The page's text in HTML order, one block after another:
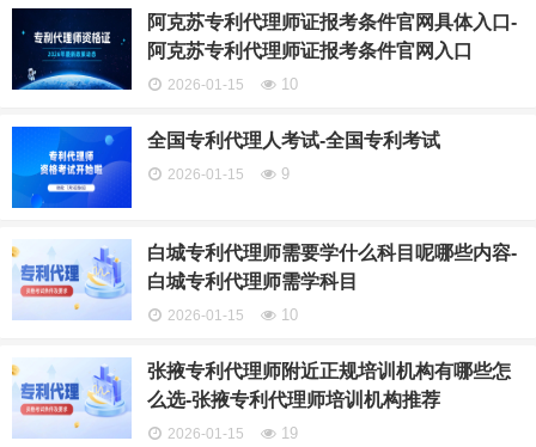
阿克苏专利代理师证报考条件官网具体入口-
阿克苏专利代理师证报考条件官网入口
2026-01-15 10
全国专利代理人考试-全国专利考试
2026-01-15 9
白城专利代理师需要学什么科目呢哪些内容-
白城专利代理师需学科目
2026-01-15 10
张掖专利代理师附近正规培训机构有哪些怎
么选-张掖专利代理师培训机构推荐
2026-01-15 19